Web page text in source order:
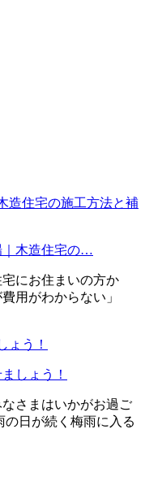
｜木造住宅の…
にお住まいの方か
用がわからない」
しょう！
さまはいかがお過ご
の日が続く梅雨に入る